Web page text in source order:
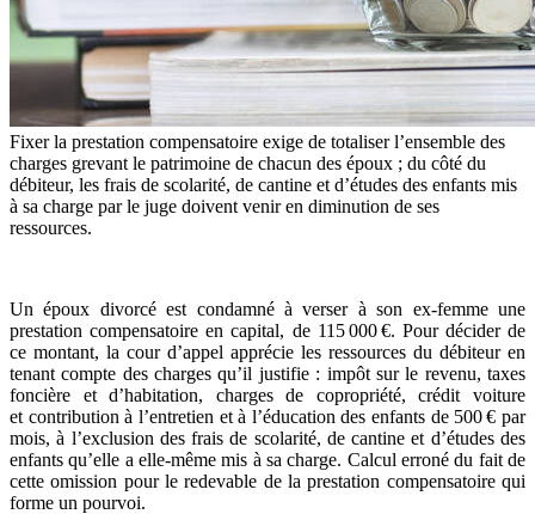
Fixer la prestation compensatoire exige de totaliser l’ensemble des
charges grevant le patrimoine de chacun des époux ; du côté du
débiteur, les frais de scolarité, de cantine et d’études des enfants mis
à sa charge par le juge doivent venir en diminution de ses
ressources.
Un époux divorcé est condamné à verser à son ex-femme une
prestation compensatoire en capital, de 115 000 €. Pour décider de
ce montant, la cour d’appel apprécie les ressources du débiteur en
tenant compte des charges qu’il justifie : impôt sur le revenu, taxes
foncière et d’habitation, charges de copropriété, crédit voiture
et contribution à l’entretien et à l’éducation des enfants de 500 € par
mois, à l’exclusion des frais de scolarité, de cantine et d’études des
enfants qu’elle a elle-même mis à sa charge. Calcul erroné du fait de
cette omission pour le redevable de la prestation compensatoire qui
forme un pourvoi.